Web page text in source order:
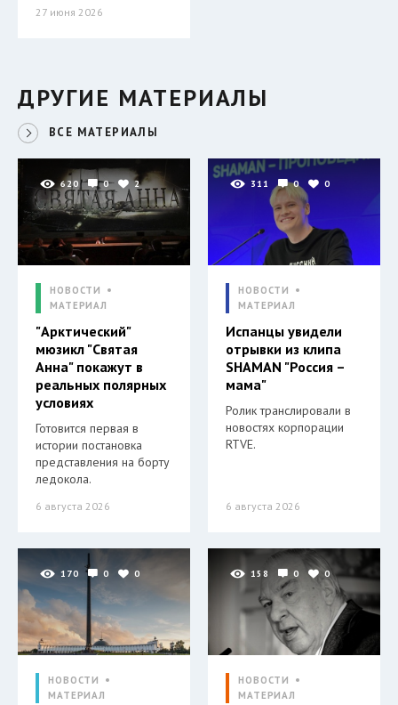
27 июня 2026
ДРУГИЕ МАТЕРИАЛЫ
ВСЕ МАТЕРИАЛЫ
620 0 2
НОВОСТИ
МАТЕРИАЛ
"Арктический"
мюзикл "Святая
Анна" покажут в
реальных полярных
условиях
Готовится первая в
истории постановка
представления на борту
ледокола.
6 августа 2026
311 0 0
НОВОСТИ
МАТЕРИАЛ
Испанцы увидели
отрывки из клипа
SHAMAN "Россия –
мама"
Ролик транслировали в
новостях корпорации
RTVE.
6 августа 2026
170 0 0
НОВОСТИ
МАТЕРИАЛ
158 0 0
НОВОСТИ
МАТЕРИАЛ